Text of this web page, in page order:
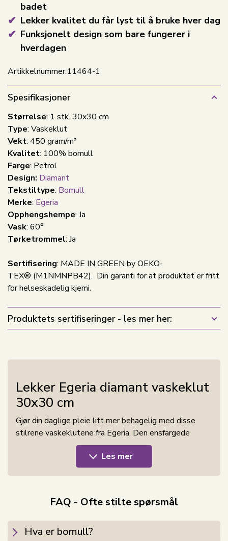
badet
Lekker kvalitet du får lyst til å bruke hver dag
Funksjonelt design som bare fungerer i
hverdagen
Artikkelnummer:11464-1
Spesifikasjoner
Størrelse: 1 stk. 30x30 cm
Type: Vaskeklut
Vekt: 450 gram/m²
Kvalitet: 100% bomull
Farge: Petrol
Design: Diamant
Tekstiltype: Bomull
Merke: Egeria
Opphengshempe: Ja
Vask: 60°
Tørketrommel: Ja
Sertifisering: MADE IN GREEN by OEKO-
TEX® (M1NMNPB42). Din garanti for at produktet er fritt
for helseskadelig kjemi.
Produktets sertifiseringer - les mer her:
Lekker Egeria diamant vaskeklut
30x30 cm
Gjør din daglige pleie litt mer behagelig med disse
stilrene vaskeklutene fra Egeria. Den ensfargede
fargen gir et eksklusivt og innbydende uttrykk som
passer perfekt inn i ethvert bad. Fremstilt i 100%
bomull får du en myk og behagelig kvalitet som føles
perfekt for både ansikt og kropp. Den praktiske
opphengshempen gjør det enkelt å henge vaskekluten
opp etter bruk, slik at den raskt kan tørke og alltid er
Les mer
FAQ - Ofte stilte spørsmål
Hva er bomull?